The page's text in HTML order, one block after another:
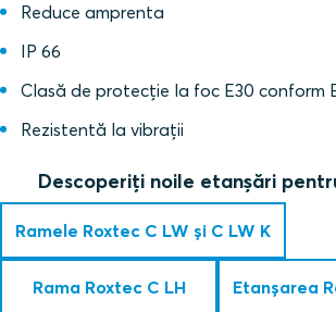
Reduce amprenta
IP 66
Clasă de protecție la foc E30 conform
Rezistentă la vibrații
Descoperiți noile etanșări
Ramele Roxtec C LW și C LW K
Rama Roxtec C LH Etanșarea